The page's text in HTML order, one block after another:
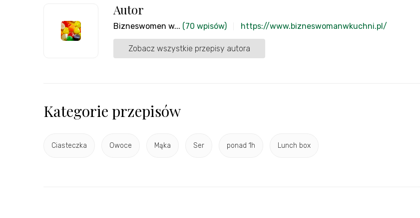
Autor
Bizneswomen w... (70 wpisów) https://www.bizneswomanwkuchni.pl/
Zobacz wszystkie przepisy autora
Kategorie przepisów
Ciasteczka Owoce Mąka Ser ponad 1h Lunch box